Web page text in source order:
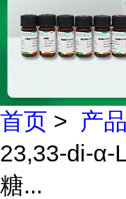
首页 > 产
23,33-di-α-
糖...